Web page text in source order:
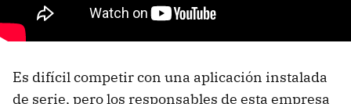
Es difícil competir con una aplicación instalada
de serie, pero los responsables de esta empresa